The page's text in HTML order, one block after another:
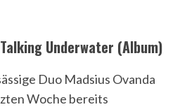
Talking Underwater (Album)
Duo Madsius Ovanda
Woche bereits